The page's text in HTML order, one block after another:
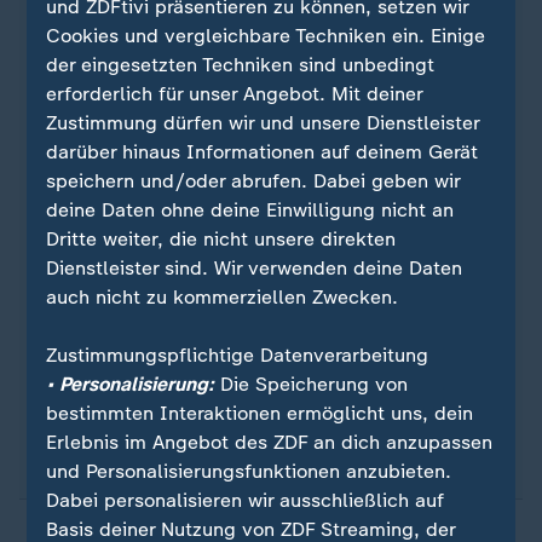
Info-TelefonDepression0800/33 44 5 33
(kostenfrei)
Deutsche Depressionsliga
https://depressionsliga.de/
Stiftung Deutsche Depressionshilfe und
Suizidprävention
Depression: Infos und Hilfe - Stiftung Deutsche
Aktionsbündnis für seelische Gesundheit
Beratungs- und Notfallkontakte - Aktionsbündnis
Seelische Gesundheit
und ZDFtivi präsentieren zu können, setzen wir
Cookies und vergleichbare Techniken ein. Einige
der eingesetzten Techniken sind unbedingt
erforderlich für unser Angebot. Mit deiner
Zustimmung dürfen wir und unsere Dienstleister
darüber hinaus Informationen auf deinem Gerät
speichern und/oder abrufen. Dabei geben wir
deine Daten ohne deine Einwilligung nicht an
Dritte weiter, die nicht unsere direkten
Dienstleister sind. Wir verwenden deine Daten
auch nicht zu kommerziellen Zwecken.
Zustimmungspflichtige Datenverarbeitung
• Personalisierung:Die Speicherung von
bestimmten Interaktionen ermöglicht uns, dein
Erlebnis im Angebot des ZDF an dich anzupassen
und Personalisierungsfunktionen anzubieten.
Dabei personalisieren wir ausschließlich auf
Basis deiner Nutzung von ZDF Streaming, der